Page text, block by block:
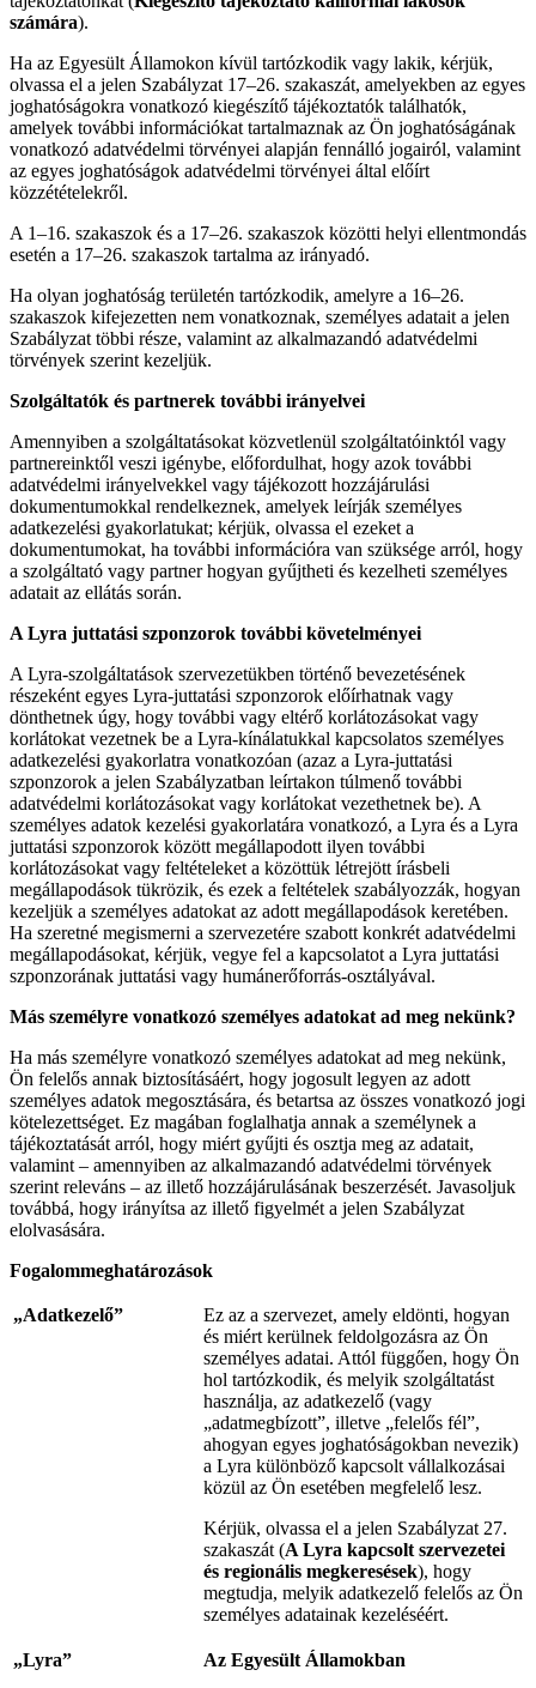
számára).
Ha az Egyesült Államokon kívül tartózkodik vagy lakik, kérjük,
olvassa el a jelen Szabályzat 17–26. szakaszát, amelyekben az egyes
joghatóságokra vonatkozó kiegészítő tájékoztatók találhatók,
amelyek további információkat tartalmaznak az Ön joghatóságának
vonatkozó adatvédelmi törvényei alapján fennálló jogairól, valamint
az egyes joghatóságok adatvédelmi törvényei által előírt
közzétételekről.
A 1–16. szakaszok és a 17–26. szakaszok közötti helyi ellentmondás
esetén a 17–26. szakaszok tartalma az irányadó.
Ha olyan joghatóság területén tartózkodik, amelyre a 16–26.
szakaszok kifejezetten nem vonatkoznak, személyes adatait a jelen
Szabályzat többi része, valamint az alkalmazandó adatvédelmi
törvények szerint kezeljük.
Szolgáltatók és partnerek további irányelvei
Amennyiben a szolgáltatásokat közvetlenül szolgáltatóinktól vagy
partnereinktől veszi igénybe, előfordulhat, hogy azok további
adatvédelmi irányelvekkel vagy tájékozott hozzájárulási
dokumentumokkal rendelkeznek, amelyek leírják személyes
adatkezelési gyakorlatukat; kérjük, olvassa el ezeket a
dokumentumokat, ha további információra van szüksége arról, hogy
a szolgáltató vagy partner hogyan gyűjtheti és kezelheti személyes
adatait az ellátás során.
A Lyra juttatási szponzorok további követelményei
A Lyra-szolgáltatások szervezetükben történő bevezetésének
részeként egyes Lyra-juttatási szponzorok előírhatnak vagy
dönthetnek úgy, hogy további vagy eltérő korlátozásokat vagy
korlátokat vezetnek be a Lyra-kínálatukkal kapcsolatos személyes
adatkezelési gyakorlatra vonatkozóan (azaz a Lyra-juttatási
szponzorok a jelen Szabályzatban leírtakon túlmenő további
adatvédelmi korlátozásokat vagy korlátokat vezethetnek be). A
személyes adatok kezelési gyakorlatára vonatkozó, a Lyra és a Lyra
juttatási szponzorok között megállapodott ilyen további
korlátozásokat vagy feltételeket a közöttük létrejött írásbeli
megállapodások tükrözik, és ezek a feltételek szabályozzák, hogyan
kezeljük a személyes adatokat az adott megállapodások keretében.
Ha szeretné megismerni a szervezetére szabott konkrét adatvédelmi
megállapodásokat, kérjük, vegye fel a kapcsolatot a Lyra juttatási
szponzorának juttatási vagy humánerőforrás-osztályával.
Más személyre vonatkozó személyes adatokat ad meg nekünk?
Ha más személyre vonatkozó személyes adatokat ad meg nekünk,
Ön felelős annak biztosításáért, hogy jogosult legyen az adott
személyes adatok megosztására, és betartsa az összes vonatkozó jogi
kötelezettséget. Ez magában foglalhatja annak a személynek a
tájékoztatását arról, hogy miért gyűjti és osztja meg az adatait,
valamint – amennyiben az alkalmazandó adatvédelmi törvények
szerint releváns – az illető hozzájárulásának beszerzését. Javasoljuk
továbbá, hogy irányítsa az illető figyelmét a jelen Szabályzat
elolvasására.
Fogalommeghatározások
„Adatkezelő”
Ez az a szervezet, amely eldönti, hogyan
és miért kerülnek feldolgozásra az Ön
személyes adatai. Attól függően, hogy Ön
hol tartózkodik, és melyik szolgáltatást
használja, az adatkezelő (vagy
„adatmegbízott”, illetve „felelős fél”,
ahogyan egyes joghatóságokban nevezik)
a Lyra különböző kapcsolt vállalkozásai
közül az Ön esetében megfelelő lesz.
Kérjük, olvassa el a jelen Szabályzat 27.
szakaszát (A Lyra kapcsolt szervezetei
és regionális megkeresések), hogy
megtudja, melyik adatkezelő felelős az Ön
személyes adatainak kezeléséért.
„Lyra”
Az Egyesült Államokban